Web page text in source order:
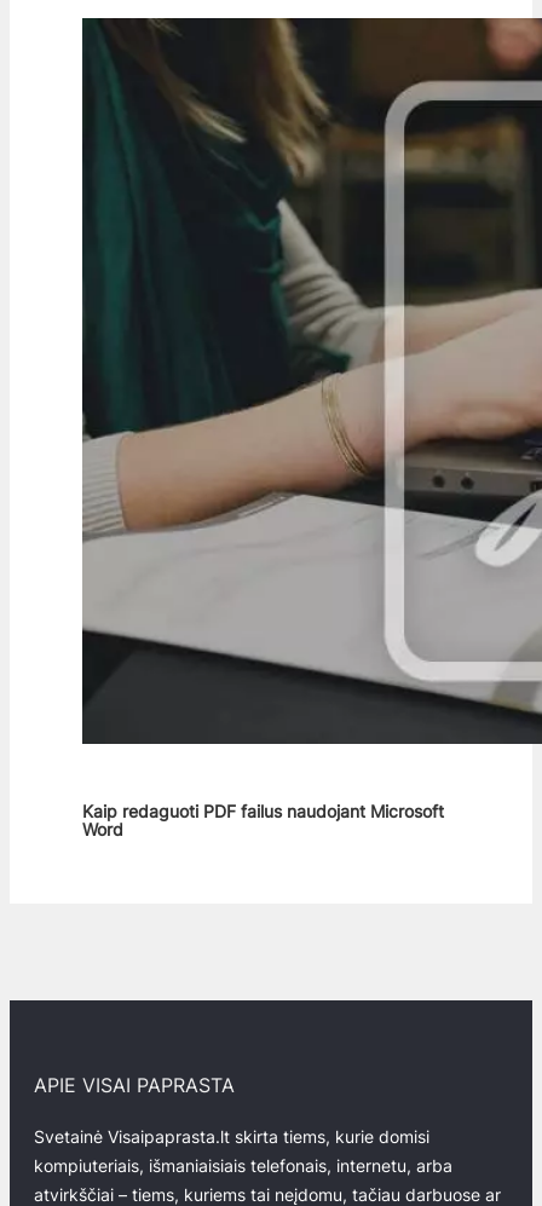
Kaip redaguoti PDF failus naudojant Microsoft
Word
APIE VISAI PAPRASTA
Svetainė Visaipaprasta.lt skirta tiems, kurie domisi
kompiuteriais, išmaniaisiais telefonais, internetu, arba
atvirkščiai – tiems, kuriems tai neįdomu, tačiau darbuose ar